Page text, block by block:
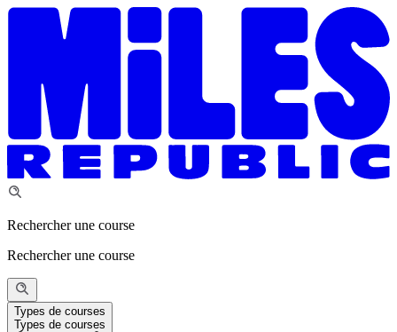
Rechercher une course
Rechercher une course
Types de courses
Types de courses